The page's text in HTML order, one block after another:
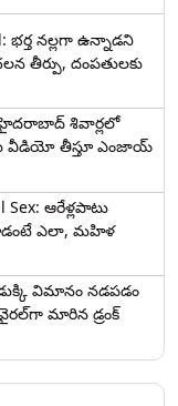
భర్త న‌ల్ల‌గా ఉన్నాడ‌ని
తీర్పు, దంపతులకు
హైదరాబాద్ శివార్లలో
వీడియో తీస్తూ ఎంజాయ్
Sex: ఆరేళ్లపాటు
ఎలా, మహిళ
విమానం నడపడం
మారిన డ్రంక్‌